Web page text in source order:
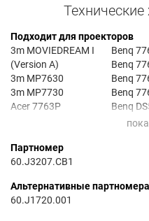
Технические
Подходит для проекторов
3m MOVIEDREAM I
(Version A)
3m MP7630
3m MP7730
Acer 7763P
Acer 7765PE
Benq 7763 PE
Benq 7763PE
Benq
Benq
Benq
Benq
Benq
Benq
7763PS
Партномер
60.J3207.CB1
Альтернативные партномера
60.J1720.001